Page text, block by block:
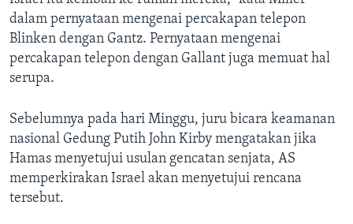
dalam pernyataan mengenai percakapan telepon
Blinken dengan Gantz. Pernyataan mengenai
percakapan telepon dengan Gallant juga memuat hal
serupa.
Sebelumnya pada hari Minggu, juru bicara keamanan
nasional Gedung Putih John Kirby mengatakan jika
Hamas menyetujui usulan gencatan senjata, AS
memperkirakan Israel akan menyetujui rencana
tersebut.